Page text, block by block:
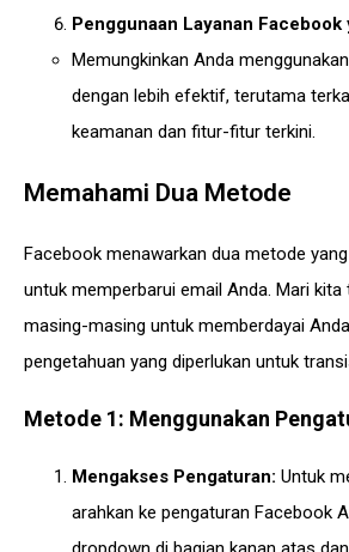
Penggunaan Layanan
Memungkinkan Anda
dengan lebih efektif, terutama
keamanan dan fitur-fitur terkini.
Memahami Dua Metode
Facebook menawarkan dua metode
untuk memperbarui email Anda. Mari kita
masing-masing untuk memberdayai
pengetahuan yang diperlukan untuk
Metode 1: Menggunakan
Mengakses Pengaturan: Untuk
arahkan ke pengaturan Facebook